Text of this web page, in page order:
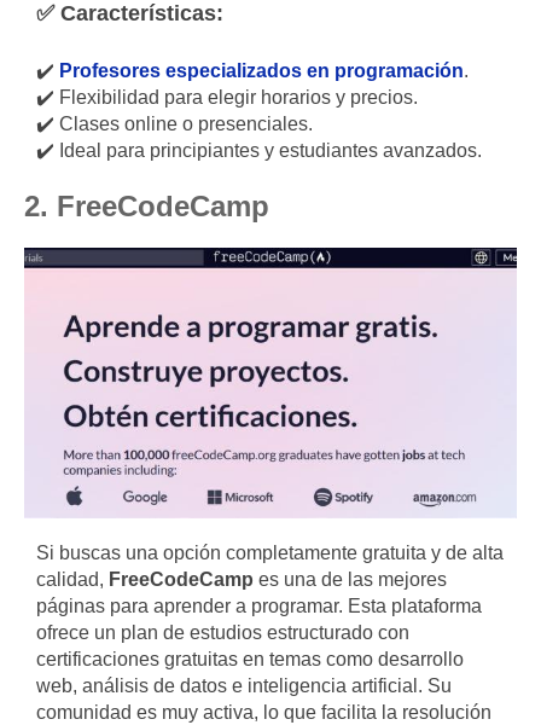
✅ Características:
✔️ Profesores especializados en programación.
✔️ Flexibilidad para elegir horarios y precios.
✔️ Clases online o presenciales.
✔️ Ideal para principiantes y estudiantes avanzados.
2. FreeCodeCamp
Si buscas una opción completamente gratuita y de alta
calidad, FreeCodeCamp es una de las mejores
páginas para aprender a programar. Esta plataforma
ofrece un plan de estudios estructurado con
certificaciones gratuitas en temas como desarrollo
web, análisis de datos e inteligencia artificial. Su
comunidad es muy activa, lo que facilita la resolución